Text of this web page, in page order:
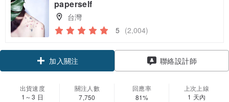
paperself
台灣
5 (2,004)
領優惠券
加入關注
聯絡設計師
出貨速度
1～3 日
關注人數
7,750
回應率
81%
上次上線
1 天內